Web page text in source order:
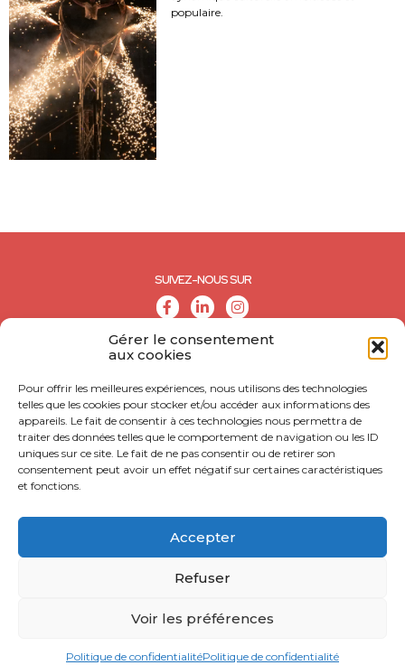
Gérer le consentement
aux cookies
Pour offrir les meilleures expériences, nous utilisons des technologies
telles que les cookies pour stocker et/ou accéder aux informations des
appareils. Le fait de consentir à ces technologies nous permettra de
traiter des données telles que le comportement de navigation ou les ID
uniques sur ce site. Le fait de ne pas consentir ou de retirer son
consentement peut avoir un effet négatif sur certaines caractéristiques
et fonctions.
Accepter
Refuser
Voir les préférences
Politique de confidentialitéPolitique de confidentialité
populaire.
SUIVEZ-NOUS SUR
CONTACT
MENTIONS LÉGALES